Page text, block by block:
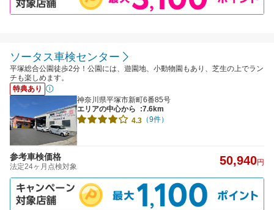
ソータス車検センター
平塚総合公園徒歩2分！公園には、遊園地、小動物園もあり、芝生の上でラン
チも楽しめます。
特典あり
神奈川県平塚市新町6番85号
エリアの中心から
:7.6km
4.3 （9件）
参考車検価格
法定24ヶ月点検対象 50,940円